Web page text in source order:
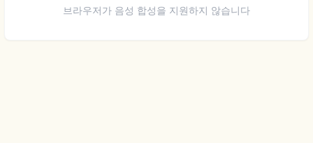
브라우저가 음성 합성을 지원하지 않습니다